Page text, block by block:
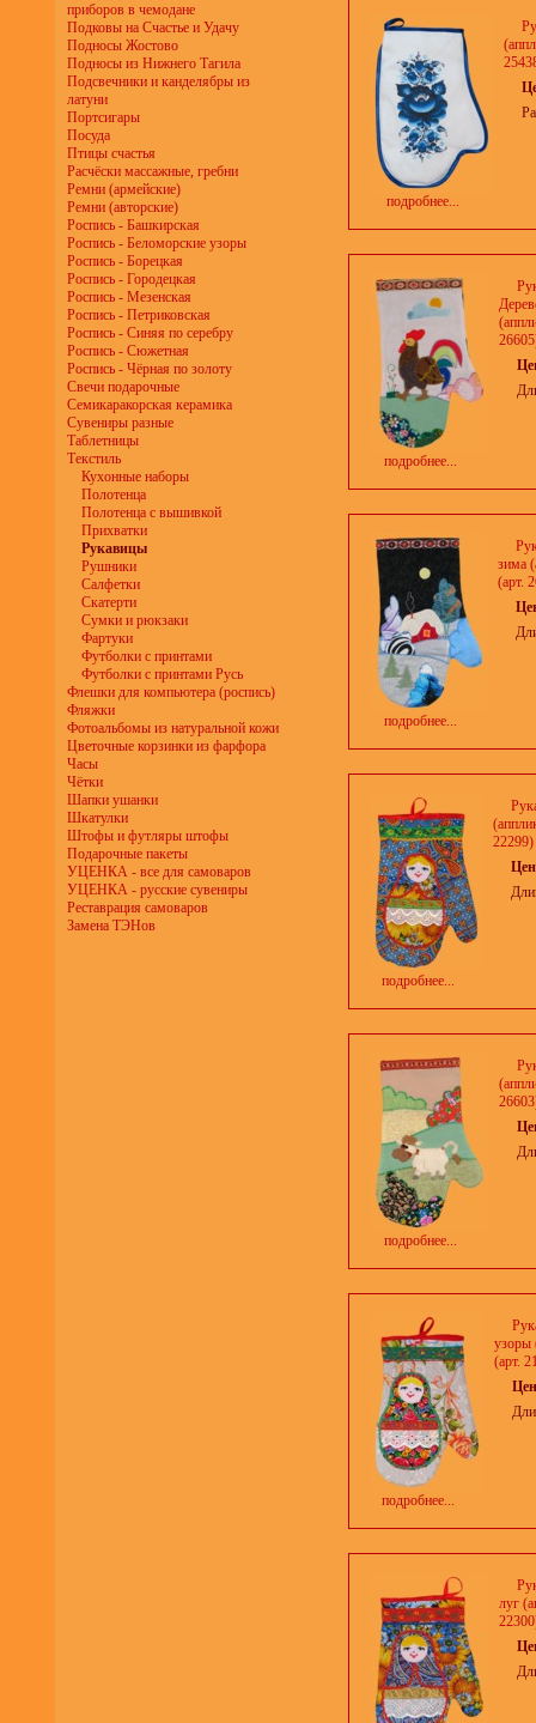
приборов в чемодане
Подковы на Счастье и Удачу
Подносы Жостово
Подносы из Нижнего Тагила
Подсвечники и канделябры из
латуни
Портсигары
Посуда
Птицы счастья
Расчёски массажные, гребни
Ремни (армейские)
Ремни (авторские)
Роспись - Башкирская
Роспись - Беломорские узоры
Роспись - Борецкая
Роспись - Городецкая
Роспись - Мезенская
Роспись - Петриковская
Роспись - Синяя по серебру
Роспись - Сюжетная
Роспись - Чёрная по золоту
Свечи подарочные
Семикаракорская керамика
Сувениры разные
Таблетницы
Текстиль
Кухонные наборы
Полотенца
Полотенца с вышивкой
Прихватки
Рукавицы
Рушники
Салфетки
Скатерти
Сумки и рюкзаки
Фартуки
Футболки с принтами
Футболки с принтами Русь
Флешки для компьютера (роспись)
Фляжки
Фотоальбомы из натуральной кожи
Цветочные корзинки из фарфора
Часы
Чётки
Шапки ушанки
Шкатулки
Штофы и футляры штофы
Подарочные пакеты
УЦЕНКА - все для самоваров
УЦЕНКА - русские сувениры
Реставрация самоваров
Замена ТЭНов
подробнее...
подробнее...
подробнее...
зима
(арт.
подробнее...
22299)
подробнее...
подробнее...
узоры
(арт.
луг